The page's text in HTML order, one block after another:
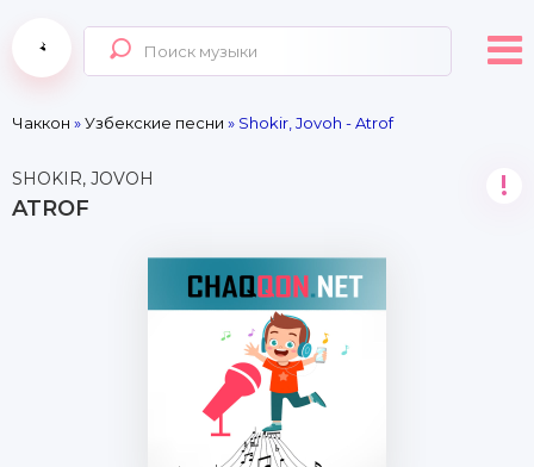
Чаккон »Узбекские песни » Shokir, Jovoh - Atrof
SHOKIR, JOVOH
ATROF
!